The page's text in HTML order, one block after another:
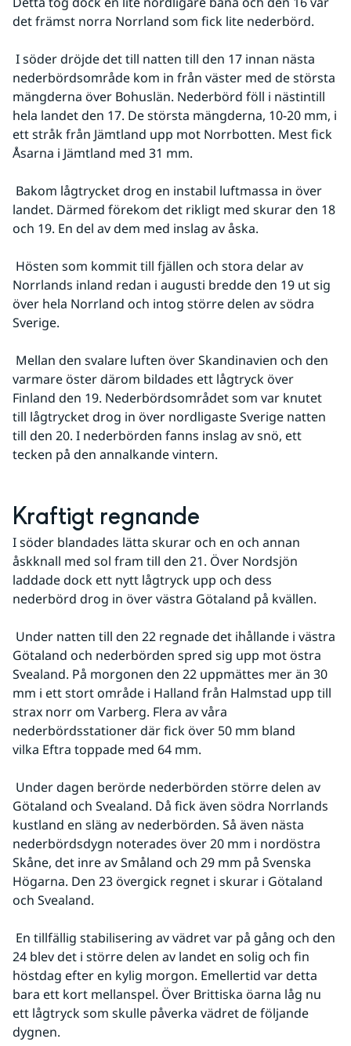
det främst norra Norrland som fick lite nederbörd.
nederbördsområde kom in från väster med de största
mängderna över Bohuslän. Nederbörd föll i nästintill
hela landet den 17. De största mängderna, 10-20 mm, i
ett stråk från Jämtland upp mot Norrbotten. Mest fick
Åsarna i Jämtland med 31 mm.
landet. Därmed förekom det rikligt med skurar den 18
och 19. En del av dem med inslag av åska.
Norrlands inland redan i augusti bredde den 19 ut sig
över hela Norrland och intog större delen av södra
Sverige.
varmare öster därom bildades ett lågtryck över
Finland den 19. Nederbördsområdet som var knutet
till lågtrycket drog in över nordligaste Sverige natten
till den 20. I nederbörden fanns inslag av snö, ett
tecken på den annalkande vintern.
Kraftigt regnande
I söder blandades lätta skurar och en och annan
åskknall med sol fram till den 21. Över Nordsjön
laddade dock ett nytt lågtryck upp och dess
nederbörd drog in över västra Götaland på kvällen.
Götaland och nederbörden spred sig upp mot östra
Svealand. På morgonen den 22 uppmättes mer än 30
mm i ett stort område i Halland från Halmstad upp till
strax norr om Varberg. Flera av våra
nederbördsstationer där fick över 50 mm bland
vilka Eftra toppade med 64 mm.
Götaland och Svealand. Då fick även södra Norrlands
kustland en släng av nederbörden. Så även nästa
nederbördsdygn noterades över 20 mm i nordöstra
Skåne, det inre av Småland och 29 mm på Svenska
Högarna. Den 23 övergick regnet i skurar i Götaland
och Svealand.
24 blev det i större delen av landet en solig och fin
höstdag efter en kylig morgon. Emellertid var detta
bara ett kort mellanspel. Över Brittiska öarna låg nu
ett lågtryck som skulle påverka vädret de följande
dygnen.